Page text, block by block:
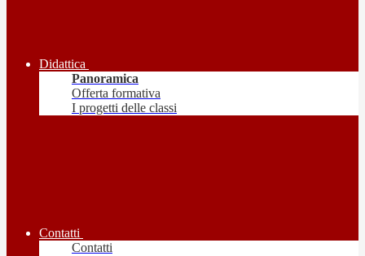
Didattica
Panoramica
Offerta formativa
I progetti delle classi
Contatti
Contatti